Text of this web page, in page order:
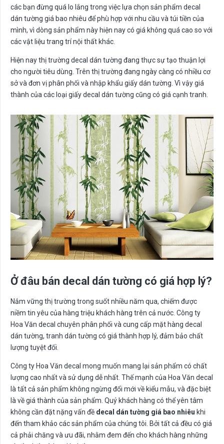
các bạn đừng quá lo lắng trong việc lựa chọn sản phẩm decal
dán tường giá bao nhiêu để phù hợp với nhu cầu và túi tiền của
mình, vì dòng sản phẩm này hiện nay có giá không quá cao so với
các vật liệu trang trí nội thất khác.
Hiện nay thị trường decal dán tường đang thực sự tạo thuận lợi
cho người tiêu dùng. Trên thị trường đang ngày càng có nhiều cơ
sở và đơn vị phân phối và nhập khẩu giấy dán tường. Vì vậy giá
thành của các loại giấy decal dán tường cũng có giá cạnh tranh.
Ở đâu bán decal dán tường có giá hợp lý?
Nắm vững thị trường trong suốt nhiều năm qua, chiếm được
niềm tin yêu của hàng triệu khách hàng trên cả nước. Công ty
Hoa Văn decal chuyên phân phối và cung cấp mặt hàng decal
dán tường, tranh dán tường có giá thành hợp lý, đảm bảo chất
lượng tuyệt đối.
Công ty Hoa Văn decal mong muốn mang lại sản phẩm có chất
lượng cao nhất và sử dụng dễ nhất. Thế mạnh của Hoa Văn decal
là tất cả sản phẩm không ngừng đổi mới về kiểu mẫu, và đặc biệt
là về giá thành của sản phẩm. Quý khách hàng có thể yên tâm
không cần đặt nặng vấn đề decal dán tường giá bao nhiêu khi
đến tham khảo các sản phẩm của chúng tôi. Bởi tất cả đều có giá
cả phải chăng và ưu đãi, nhằm đem đến cho khách hàng những